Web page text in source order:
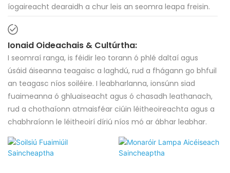
íogaireacht dearaidh a chur leis an seomra leapa freisin.
Ionaid Oideachais & Cultúrtha:
I seomraí ranga, is féidir leo torann ó phlé daltaí agus
úsáid áiseanna teagaisc a laghdú, rud a fhágann go bhfuil
an teagasc níos soiléire. I leabharlanna, ionsúnn siad
fuaimeanna ó ghluaiseacht agus ó chasadh leathanach,
rud a chothaíonn atmaisféar ciúin léitheoireachta agus a
chabhraíonn le léitheoirí díriú níos mó ar ábhar leabhar.